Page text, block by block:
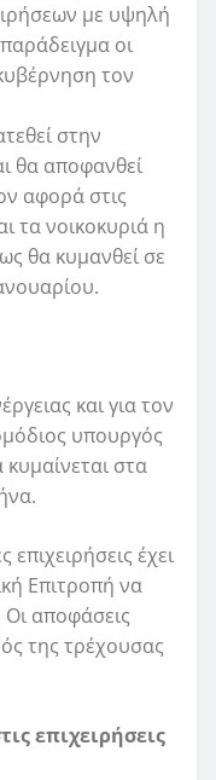
με υψηλή
οι
τον
στην
θα αποφανθεί
αφορά στις
τα νοικοκυριά η
θα κυμανθεί σε
και για τον
υπουργός
στα
έχει
Επιτροπή να
αποφάσεις
της τρέχουσας
επιχειρήσεις